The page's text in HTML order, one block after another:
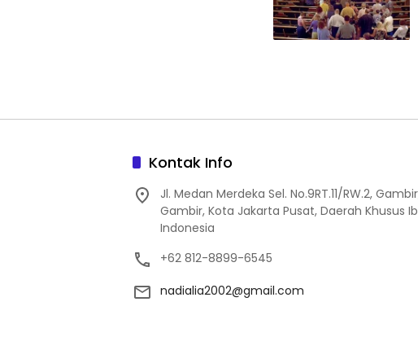
Kontak Info
Jl. Medan Merdeka Sel. No.9RT.11/RW.2,
Gambir, Kota Jakarta Pusat, Daerah Khusus
Indonesia
+62 812-8899-6545
nadialia2002@gmail.com